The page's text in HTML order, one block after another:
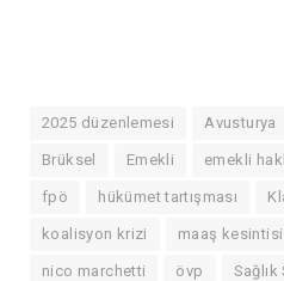
2025 düzenlemesi Avusturya
Brüksel Emekli emekli
fpö hükümet tartışması
koalisyon krizi maaş kesintisi
nico marchetti övp Sağlık